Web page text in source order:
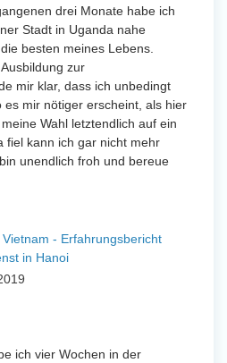
drei Monate habe ich
Stadt in Uganda nahe
besten meines Lebens.
zur
mir klar, dass ich unbedingt
es mir nötiger erscheint, als hier
Wahl letztendlich auf ein
fiel kann ich gar nicht mehr
unendlich froh und bereue
- Erfahrungsbericht
in Hanoi
ich vier Wochen in der